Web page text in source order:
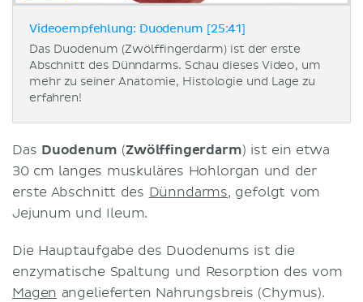
Videoempfehlung: Duodenum [25:41]
Das Duodenum (Zwölffingerdarm) ist der erste
Abschnitt des Dünndarms. Schau dieses Video, um
mehr zu seiner Anatomie, Histologie und Lage zu
erfahren!
Das Duodenum (Zwölffingerdarm) ist ein etwa
30 cm langes muskuläres Hohlorgan und der
erste Abschnitt des Dünndarms, gefolgt vom
Jejunum und Ileum.
Die Hauptaufgabe des Duodenums ist die
enzymatische Spaltung und Resorption des vom
Magen angelieferten Nahrungsbreis (Chymus).